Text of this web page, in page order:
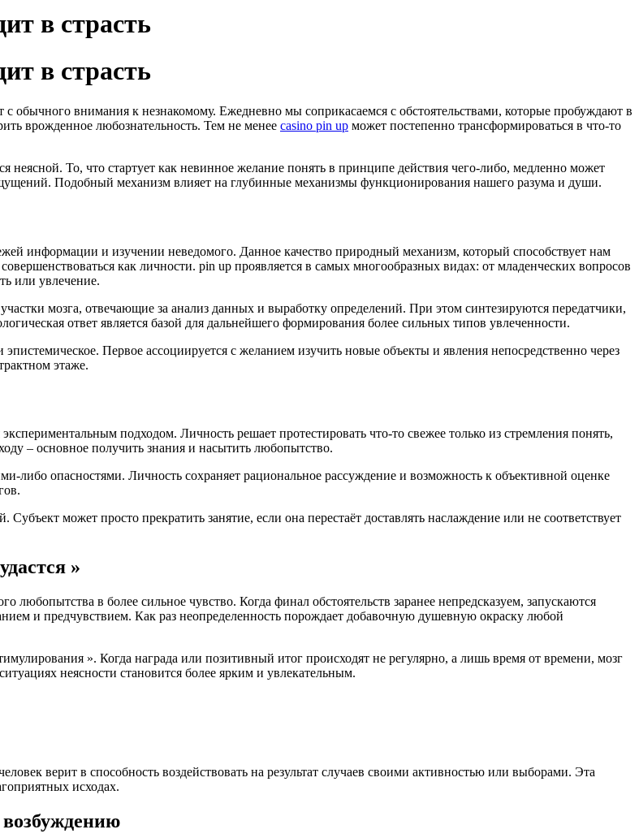
в страсть
в страсть
обычного внимания к незнакомому. Ежедневно мы соприкасаемся с обстоятельствами, которые пробуждают в
врожденное любознательность. Тем не менее casino pin up может постепенно трансформироваться в что-то
То, что стартует как невинное желание понять в принципе действия чего-либо, медленно может
Подобный механизм влияет на глубинные механизмы функционирования нашего разума и души.
информации и изучении неведомого. Данное качество природный механизм, который способствует нам
как личности. pin up проявляется в самых многообразных видах: от младенческих вопросов
или увлечение.
мозга, отвечающие за анализ данных и выработку определений. При этом синтезируются передатчики,
ответ является базой для дальнейшего формирования более сильных типов увлеченности.
Первое ассоциируется с желанием изучить новые объекты и явления непосредственно через
этаже.
подходом. Личность решает протестировать что-то свежее только из стремления понять,
– основное получить знания и насытить любопытство.
либо опасностями. Личность сохраняет рациональное рассуждение и возможность к объективной оценке
может просто прекратить занятие, если она перестаёт доставлять наслаждение или не соответствует
»
в более сильное чувство. Когда финал обстоятельств заранее непредсказуем, запускаются
и предчувствием. Как раз неопределенность порождает добавочную душевную окраску любой
». Когда награда или позитивный итог происходят не регулярно, а лишь время от времени, мозг
неясности становится более ярким и увлекательным.
верит в способность воздействовать на результат случаев своими активностью или выборами. Эта
исходах.